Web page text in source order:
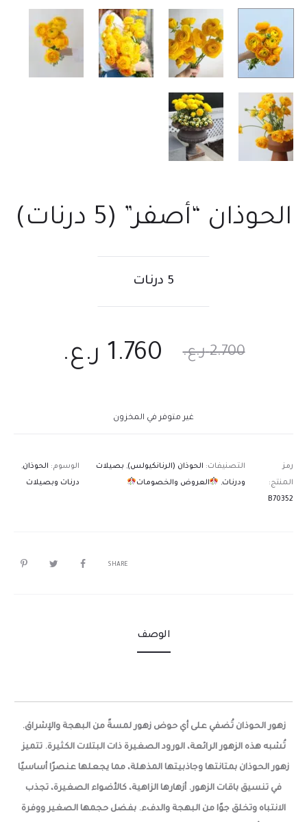
الحوذان “أصفر” (5 درنات)
5 درنات
2.700 ر.ع. 1.760 ر.ع.
غير متوفر في المخزون
رمز
المنتج:
B70352
التصنيفات: الحوذان (الرنانكيولس), بصيلات
ودرنات, العروض والخصومات
الوسوم: الحوذان,
درنات وبصيلات
SHARE
الوصف
زهور الحوذان تُضفي على أي حوض زهور لمسةً من البهجة والإشراق.
تُشبه هذه الزهور الرائعة، الورود الصغيرة ذات البتلات الكثيرة. تتميز
زهور الحوذان بمتانتها وجاذبيتها المذهلة، مما يجعلها عنصرًا أساسيًا
في تنسيق باقات الزهور. أزهارها الزاهية، كالأضواء الصغيرة، تجذب
الانتباه وتخلق جوًا من البهجة والدفء. بفضل حجمها الصغير ووفرة